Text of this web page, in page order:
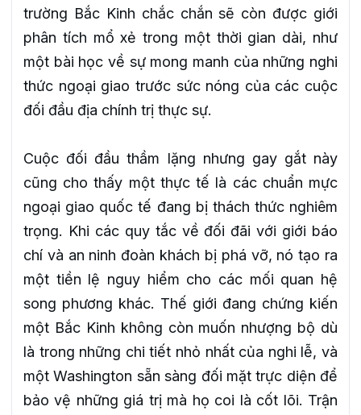
trường Bắc Kinh chắc chắn sẽ còn được giới
phân tích mổ xẻ trong một thời gian dài, như
một bài học về sự mong manh của những nghi
thức ngoại giao trước sức nóng của các cuộc
đối đầu địa chính trị thực sự.
Cuộc đối đầu thầm lặng nhưng gay gắt này
cũng cho thấy một thực tế là các chuẩn mực
ngoại giao quốc tế đang bị thách thức nghiêm
trọng. Khi các quy tắc về đối đãi với giới báo
chí và an ninh đoàn khách bị phá vỡ, nó tạo ra
một tiền lệ nguy hiểm cho các mối quan hệ
song phương khác. Thế giới đang chứng kiến
một Bắc Kinh không còn muốn nhượng bộ dù
là trong những chi tiết nhỏ nhất của nghi lễ, và
một Washington sẵn sàng đối mặt trực diện để
bảo vệ những giá trị mà họ coi là cốt lõi. Trận